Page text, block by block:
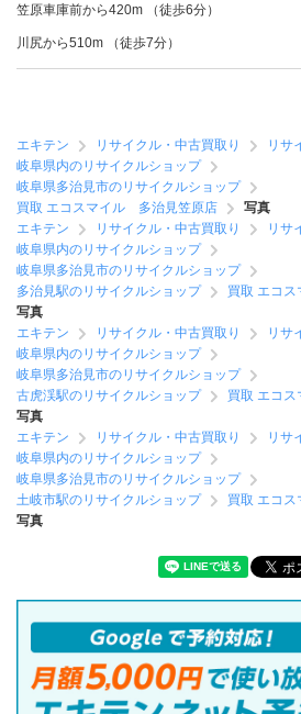
笠原車庫前から420m （徒歩6分）
川尻から510m （徒歩7分）
エキテン リサイクル・中古買取り
リサ
岐阜県内のリサイクルショップ
岐阜県多治見市のリサイクルショップ
買取 エコスマイル 多治見笠原店
写真
エキテン
リサイクル・中古買取り
リサ
岐阜県内のリサイクルショップ
岐阜県多治見市のリサイクルショップ
多治見駅のリサイクルショップ
買取 エコ
写真
エキテン
リサイクル・中古買取り
リサ
岐阜県内のリサイクルショップ
岐阜県多治見市のリサイクルショップ
古虎渓駅のリサイクルショップ
買取 エコ
写真
エキテン
リサイクル・中古買取り
リサ
岐阜県内のリサイクルショップ
岐阜県多治見市のリサイクルショップ
土岐市駅のリサイクルショップ
買取 エコ
写真